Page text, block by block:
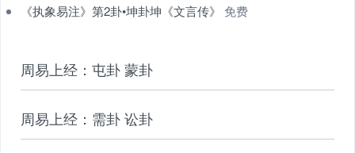
《执象易注》第2卦•坤卦坤《文言传》 免费
周易上经：屯卦 蒙卦
周易上经：需卦 讼卦